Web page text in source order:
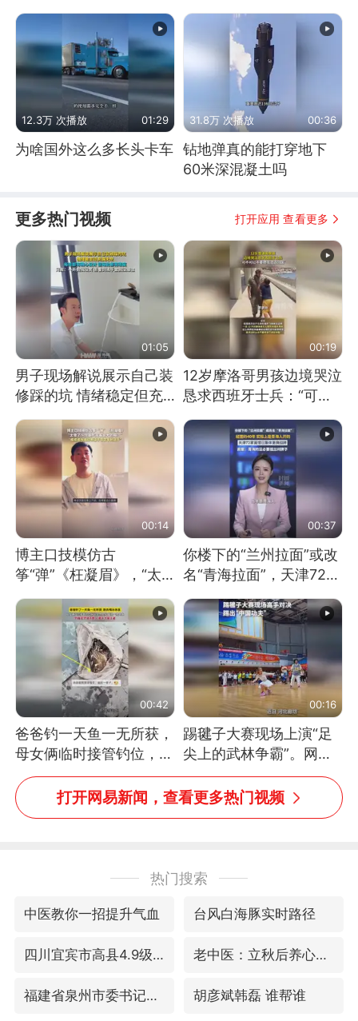
防空
12.3万 次播放 01:29
为啥国外这么多长头卡车
31.8万 次播放 00:36
钻地弹真的能打穿地下
60米深混凝土吗
更多热门视频 打开应用 查看更多
01:05
男子现场解说展示自己装
修踩的坑 情绪稳定但充
计 但每处都有瑕疵 网
友：一开始我没笑 但看
到洗手盆我没绷住
00:19
12岁摩洛哥男孩边境哭泣
恳求西班牙士兵：“可不
00:14
博主口技模仿古
筝“弹”《枉凝眉》，“太
吗？”“或将成为首位考级
不带古筝的选手。”（来
源：新华每日电讯）
00:37
你楼下的“兰州拉面”或改
名“青海拉面”，天津72家
00:42
爸爸钓一天鱼一无所获，
母女俩临时接管钓位，用
玩具鱼竿钓上大鱼
00:16
踢毽子大赛现场上演“足
尖上的武林争霸”。网
友：这哪是踢毽子，分明
是武侠片现场！#睡个好
打开网易新闻，查看更多热门视频
热门搜索
中医教你一招提升气血 台风白海豚实时路径
四川宜宾市高县4.9级地震致1人死亡 老中医：立秋后养心是关键
福建省泉州市委书记张毅恭接受纪律审查和监察调查 胡彦斌韩磊 谁帮谁